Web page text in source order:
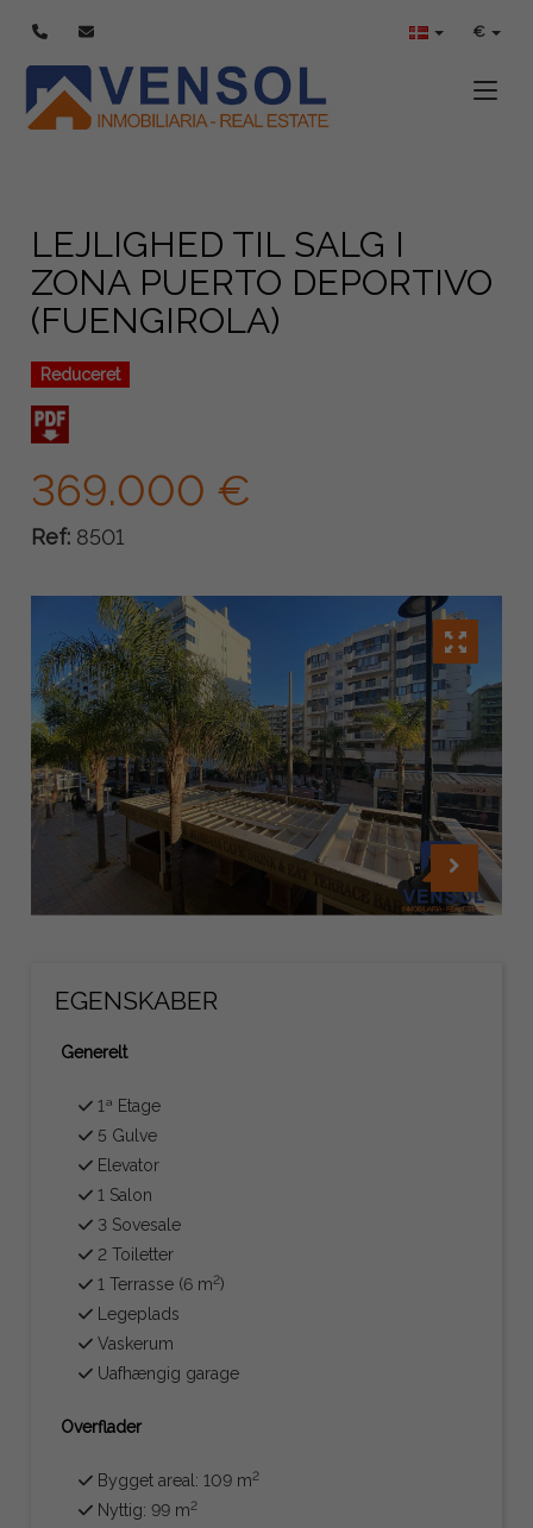
€
LEJLIGHED TIL SALG I
ZONA PUERTO DEPORTIVO
(FUENGIROLA)
Reduceret
369.000 €
Ref: 8501
EGENSKABER
Generelt
1ª Etage
5 Gulve
Elevator
1 Salon
3 Sovesale
2 Toiletter
1 Terrasse (6 m2)
Legeplads
Vaskerum
Uafhængig garage
Overflader
Bygget areal: 109 m2
Nyttig: 99 m2